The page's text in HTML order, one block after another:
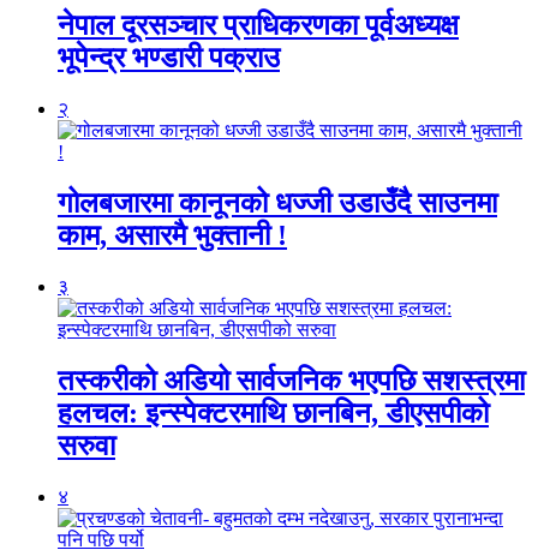
नेपाल दूरसञ्चार प्राधिकरणका पूर्वअध्यक्ष
भूपेन्द्र भण्डारी पक्राउ
२
गोलबजारमा कानूनको धज्जी उडाउँदै साउनमा
काम, असारमै भुक्तानी !
३
तस्करीको अडियो सार्वजनिक भएपछि सशस्त्रमा
हलचल: इन्स्पेक्टरमाथि छानबिन, डीएसपीको
सरुवा
४